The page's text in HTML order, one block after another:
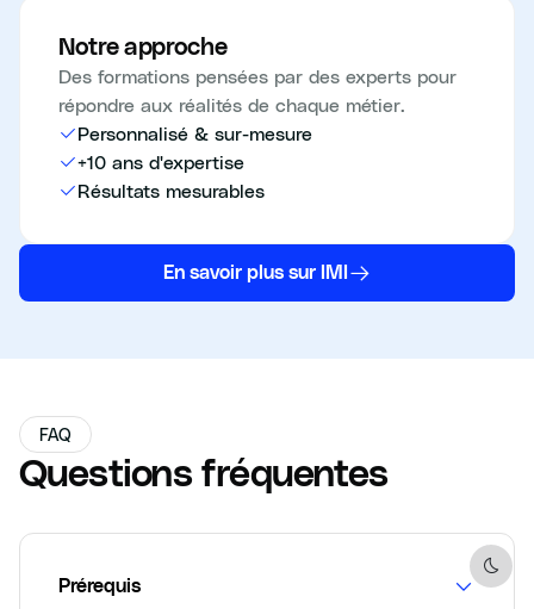
Notre approche
Des formations pensées par des experts pour
répondre aux réalités de chaque métier.
Personnalisé & sur-mesure
+10 ans d'expertise
Résultats mesurables
En savoir plus sur IMI
FAQ
Questions fréquentes
Prérequis Dark